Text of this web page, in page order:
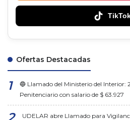
Ofertas Destacadas
🔵 Llamado del Ministerio del Interior:
Penitenciario con salario de $ 63.927
UDELAR abre Llamado para